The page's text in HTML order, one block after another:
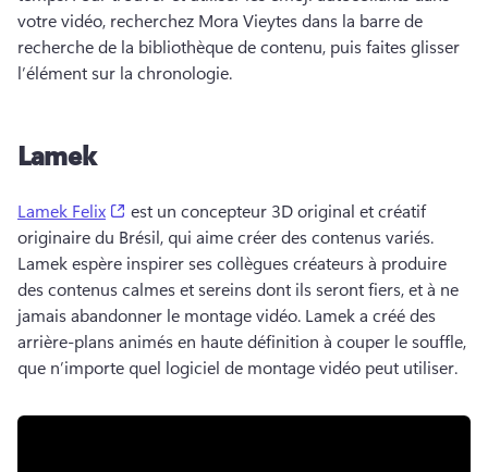
votre vidéo, recherchez Mora Vieytes dans la barre de
recherche de la bibliothèque de contenu, puis faites glisser
l’élément sur la chronologie.
Lamek
Lamek Felix (opens in a new tab)
est un concepteur 3D original et créatif
Lamek espère inspirer ses collègues créateurs à produire
des contenus calmes et sereins dont ils seront fiers, et à ne
jamais abandonner le montage vidéo. Lamek a créé des
arrière-plans animés en haute définition à couper le souffle,
que n’importe quel logiciel de montage vidéo peut utiliser.